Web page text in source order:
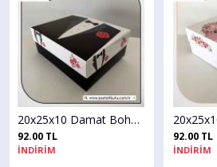
20x25x10 Damat Bohça Kutusu (Siyah Tabanlı) 20x25x10 Gelin Bohça Kutusu